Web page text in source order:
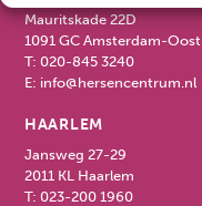
Mauritskade 22D
1091 GC Amsterdam-Oost
T:020-845 3240
E: info@hersencentrum.nl
HAARLEM
Jansweg 27-29
2011 KL Haarlem
T:023-200 1960